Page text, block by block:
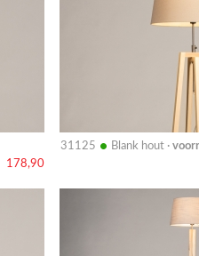
178,90
31125 • Blank hout ·
Bekijk